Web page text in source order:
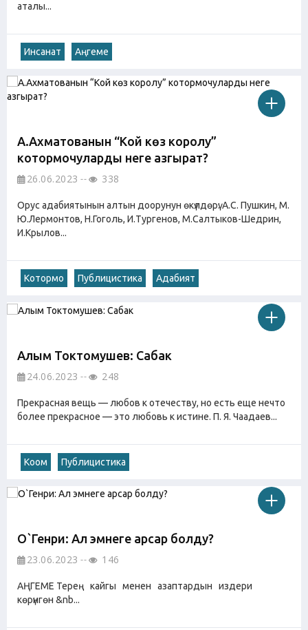
аталы...
Инсанат Аңгеме
А.Ахматованын “Кой көз королу”
котормочуларды неге азгырат?
26.06.2023 338
Орус адабиятынын алтын доорунун өкүлдөрү: А.С. Пушкин, М.
Ю.Лермонтов, Н.Гоголь, И.Тургенов, М.Салтыков-Шедрин,
И.Крылов...
Котормо Публицистика Адабият
Алым Токтомушев: Сабак
24.06.2023 248
Прекрасная вещь — любов к отечеству, но есть еще нечто
более прекрасное — это любовь к истине. П. Я. Чаадаев...
Коом Публицистика
О`Генри: Ал эмнеге арсар болду?
23.06.2023 146
АҢГЕМЕ Терең кайгы менен азаптардын издери
көрүнгөн &nb...